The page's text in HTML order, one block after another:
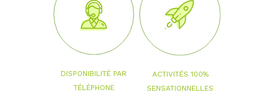
DISPONIBILITÉ PAR
TÉLÉPHONE
ACTIVITÉS 100%
SENSATIONNELLES